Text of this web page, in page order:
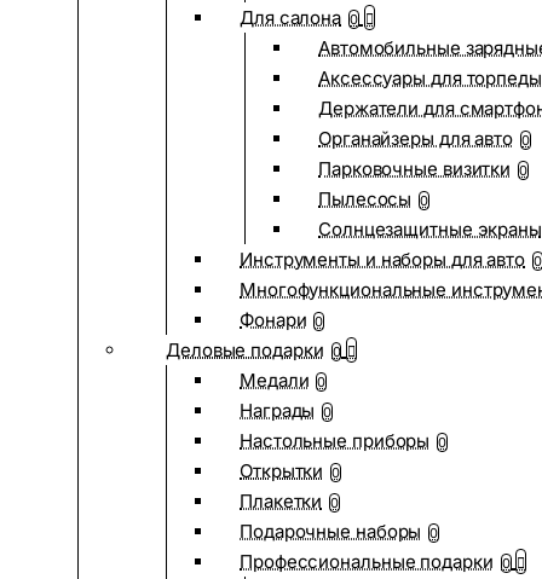
Для салона 0
Автомобильные
Аксессуары для
Держатели для
Органайзеры для авто 0
Парковочные визитки 0
Пылесосы 0
Солнцезащитные экраны
Инструменты и наборы для авто 0
Многофункциональные
Фонари 0
Деловые подарки 0
Медали 0
Награды 0
Настольные приборы 0
Открытки 0
Плакетки 0
Подарочные наборы 0
Профессиональные подарки 0